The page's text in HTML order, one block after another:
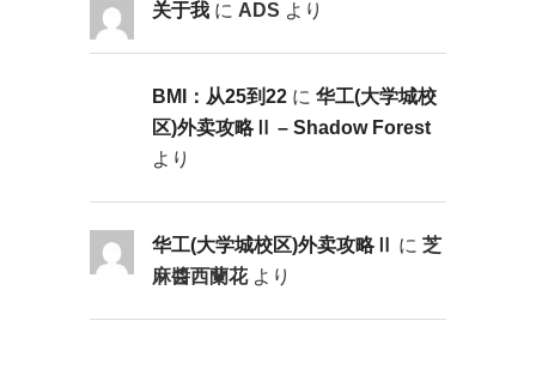
关于我に ADS より
BMI：从25到22に 华工(大学城校
区)外卖攻略Ⅱ – Shadow Forest
より
华工(大学城校区)外卖攻略Ⅱ に 芝
麻醬西蘭花より